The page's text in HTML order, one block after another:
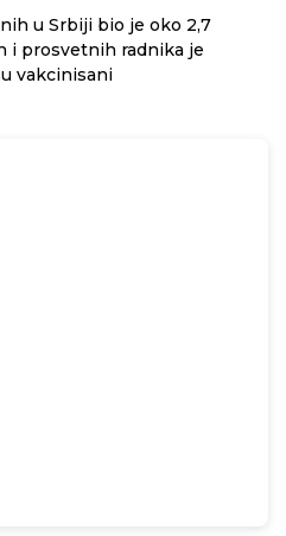
u Srbiji bio je oko 2,7
i prosvetnih radnika je
vakcinisani